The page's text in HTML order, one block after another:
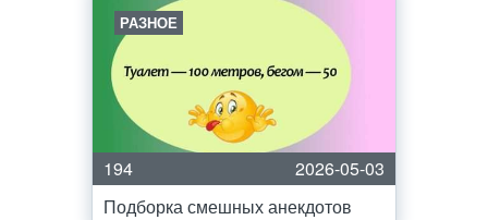
РАЗНОЕ
194
2026-05-03
Подборка смешных анекдотов